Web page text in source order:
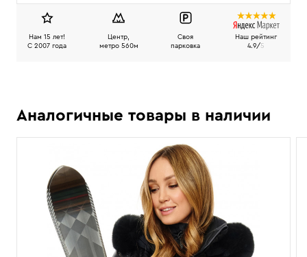
Нам 15 лет!
C 2007 года
Центр,
метро 560м
Своя
парковка
Наш рейтинг
4.9/5
Аналогичные товары в наличии